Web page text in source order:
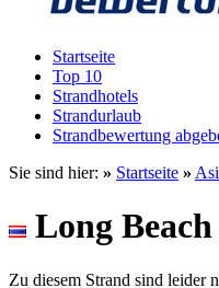
Startseite
Top 10
Strandhotels
Strandurlaub
Strandbewertung
Sie sind hier: » Startseite »
Long
Zu diesem Strand sind leider